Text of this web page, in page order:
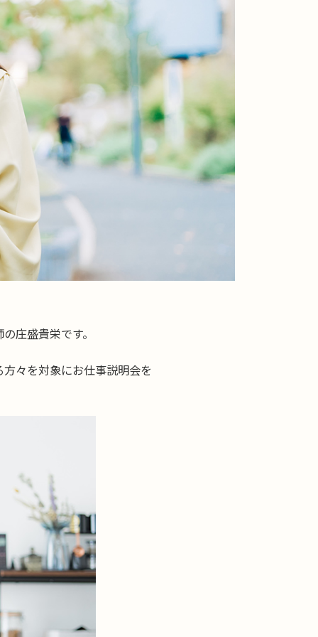
庄盛貴栄です。
々を対象にお仕事説明会を